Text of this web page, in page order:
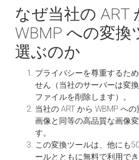
なぜ当社の ART
WBMP への変換
選ぶのか
プライバシーを尊重するた
せん（当社のサーバーは変
ファイルを削除します）。
当社の ART から WBMP へ
画像と同等の高品質な画像
す。
この変換ツールは、他にも
ールとともに無料で利用でき